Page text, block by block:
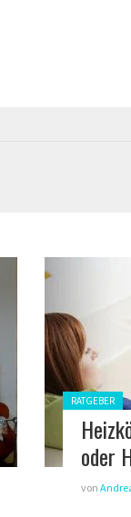
Gepostet
RATGEBER
oder
von